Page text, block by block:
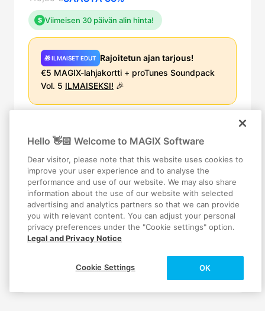
$ Viimeisen 30 päivän alin hinta!
🎁 ILMAISET EDUT Rajoitetun ajan tarjous!
€5 MAGIX-lahjakortti + proTunes Soundpack
Vol. 5 ILMAISEKSI! 🎉
Täydellinen muokkaussarja edistyneillä työkaluilla ja
sisällöllä viimeisteltyjä videoita varten
✦Video deluxe Premium, lisäksi:
✓4 tehokasta proDAD-kuvatyökalua
✓Tekoälystabilointi ja objektien poisto
✓Hidastus- ja aikaviiveefektit
Lisää stock-latauksia
Hello 👋🏻 Welcome to MAGIX Software
Dear visitor, please note that this website uses cookies to
improve your user experience and to analyse the
performance and use of our website. We may also share
information about the use of our website with selected
advertising and analytics partners so that we can provide
you with relevant content. You can adjust your personal
privacy preferences under the "Cookie settings" option.
Legal and Privacy Notice
OK
Cookie Settings